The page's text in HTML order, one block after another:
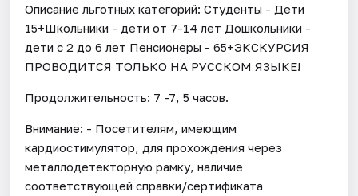
Описание льготных категорий: Студенты - Дети
15+Школьники - дети от 7-14 лет Дошкольники -
дети с 2 до 6 лет Пенсионеры - 65+ЭКСКУРСИЯ
ПРОВОДИТСЯ ТОЛЬКО НА РУССКОМ ЯЗЫКЕ!
Продолжительность: 7 -7, 5 часов.
Внимание: - Посетителям, имеющим
кардиостимулятор, для прохождения через
металлодетекторную рамку, наличие
соответствующей справки/сертификата